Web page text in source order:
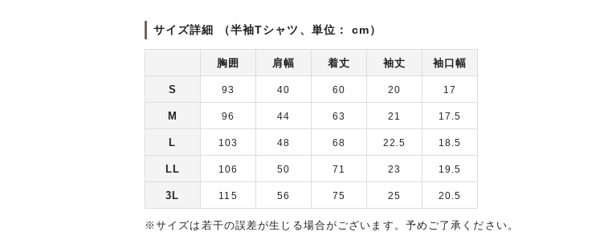
サイズ詳細 （半袖Tシャツ、単位： cm）
胸囲 肩幅 着丈 袖丈 袖口幅
S 93 40 60 20 17
M 96 44 63 21 17.5
L 103 48 68 22.5 18.5
LL 106 50 71 23 19.5
3L 115 56 75 25 20.5
※サイズは若干の誤差が生じる場合がございます。予めご了承ください。